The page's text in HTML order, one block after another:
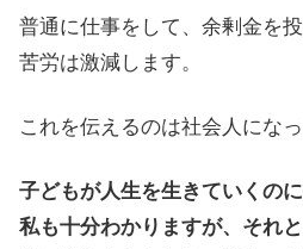
普通に仕事をして、余剰金を
苦労は激減します。
これを伝えるのは社会人にな
子どもが人生を生きていくの
私も十分わかりますが、それ